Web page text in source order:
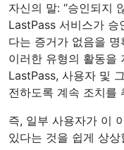
자신의 말: “승인되지
LastPass 서비스가 승
다는 증거가 없음을
이러한 유형의 활동을
LastPass, 사용자 및
전하도록 계속 조치를
즉, 일부 사용자가 이
있다는 것을 쉽게 상